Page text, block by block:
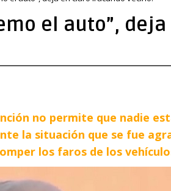
el auto”,
no permite que nadie
la situación que se fue
los faros de los